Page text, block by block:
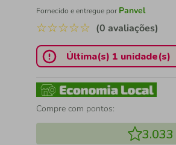
Fornecido e entregue por Panvel
☆☆☆☆☆ (0 avaliações)
Última(s) 1 unidade(s)
Compre com pontos:
3.033